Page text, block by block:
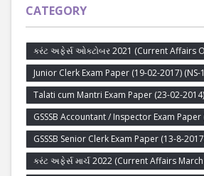
CATEGORY
કરંટ અફેર્સ ઓક્ટોબર 2021 (Current Affairs
Junior Clerk Exam Paper (19-02-2017)
Talati cum Mantri Exam Paper (23-02-
GSSSB Accountant / Inspector Exam
GSSSB Senior Clerk Exam Paper (13-8-
કરંટ અફેર્સ માર્ચ 2022 (Current Affairs